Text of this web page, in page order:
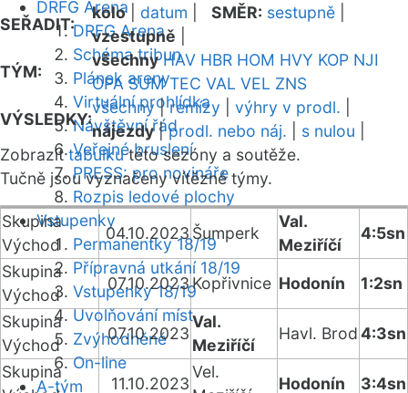
DRFG Arena
DRFG Arena
Schéma tribun
Plánek areny
Virtuální prohlídka
Návštěvní řád
Veřejné bruslení
PRESS: pro novináře
Rozpis ledové plochy
Vstupenky
Permanentky 18/19
Přípravná utkání 18/19
Vstupenky 18/19
Uvolňování míst
Zvýhodněné
On-line
A-tým
SEŘADIT:
kolo| datum SMĚR: sestupně
vzestupně
TÝM:
všechny HAV HBR HOM HVY KOP NJI
OPA SUM TEC VAL VEL ZNS
VÝSLEDKY:
všechny|remízy výhry v prodl.
nájezdy|prodl. nebo náj. s nulou
Zobrazittabulkutéto sezóny a soutěže.
Tučně jsou vyznačeny vítězné týmy.
Skupina
Východ
04.10.2023 Šumperk
Val.
Meziříčí
4:5sn
Skupina
Východ
07.10.2023Kopřivnice Hodonín
1:2sn
Skupina
Východ
07.10.2023
Val.
Meziříčí
Havl. Brod4:3sn
Skupina
11.10.2023
Vel.
Hodonín
3:4sn